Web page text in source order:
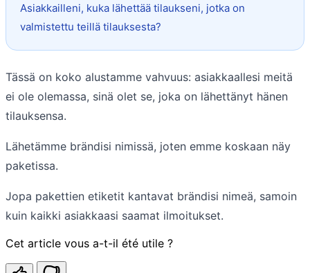
Asiakkailleni, kuka lähettää tilaukseni, jotka on
valmistettu teillä tilauksesta?
Tässä on koko alustamme vahvuus: asiakkaallesi meitä
ei ole olemassa, sinä olet se, joka on lähettänyt hänen
tilauksensa.
Lähetämme brändisi nimissä, joten emme koskaan näy
paketissa.
Jopa pakettien etiketit kantavat brändisi nimeä, samoin
kuin kaikki asiakkaasi saamat ilmoitukset.
Cet article vous a-t-il été utile ?